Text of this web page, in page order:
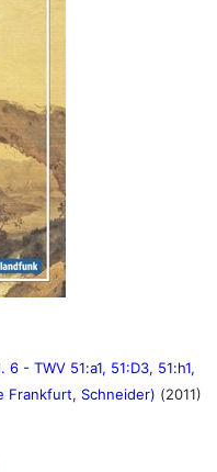
- TWV 51:a1, 51:D3, 51:h1,
Frankfurt, Schneider) (2011)